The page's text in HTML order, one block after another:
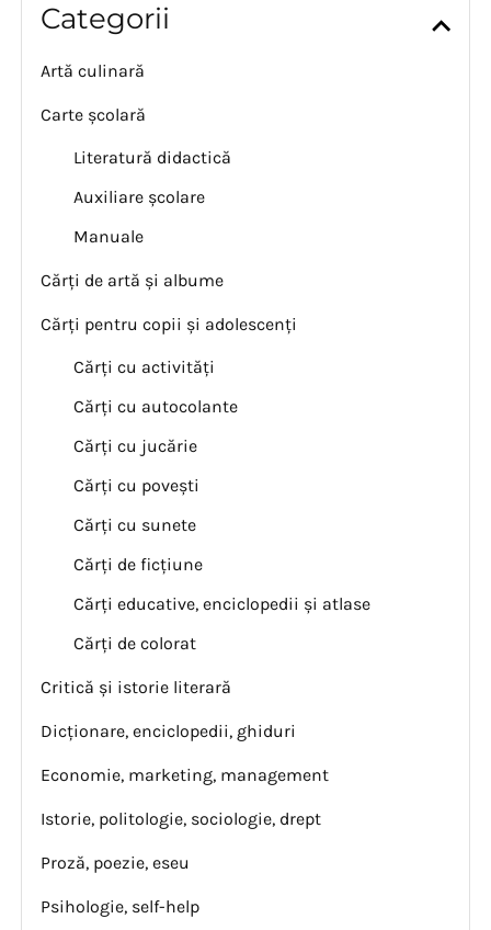
Categorii
Artă culinară
Carte școlară
Literatură didactică
Auxiliare școlare
Manuale
Cărți de artă și albume
Cărți pentru copii și adolescenți
Cărți cu activități
Cărți cu autocolante
Cărți cu jucărie
Cărți cu povești
Cărți cu sunete
Cărți de ficțiune
Cărți educative, enciclopedii și atlase
Cărți de colorat
Critică și istorie literară
Dicționare, enciclopedii, ghiduri
Economie, marketing, management
Istorie, politologie, sociologie, drept
Proză, poezie, eseu
Psihologie, self-help